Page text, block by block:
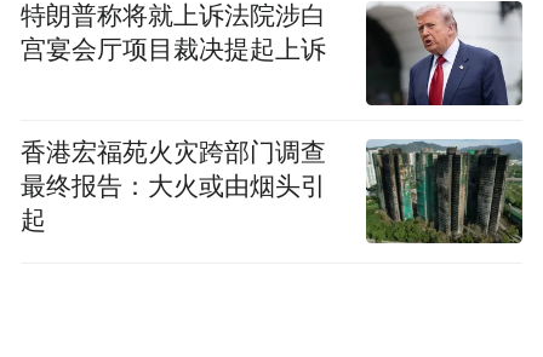
社会功能和教育属性
是展现青少年与学校体育事业
发展成就的窗口
特朗普称将就上诉法院涉白
宫宴会厅项目裁决提起上诉
香港宏福苑火灾跨部门调查
最终报告：大火或由烟头引
起